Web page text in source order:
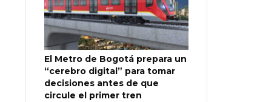
El Metro de Bogotá prepara un
“cerebro digital” para tomar
decisiones antes de que
circule el primer tren